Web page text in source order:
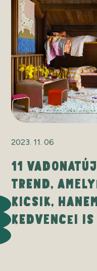
2023. 11. 06
11
TREND,
KICSIK,
KEDVENCEI